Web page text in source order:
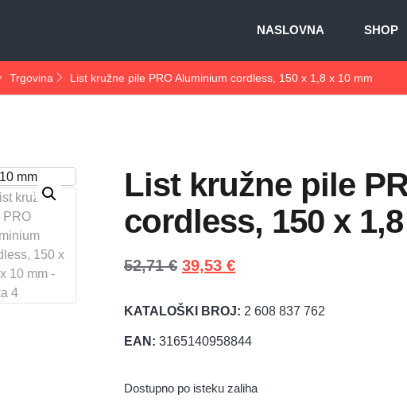
NASLOVNA SHOP
Trgovina List kružne pile PRO Aluminium cordless, 150 x 1,8 x 10 mm
List kružne pile
cordless, 150 x
52,71€ 39,53 €
KATALOŠKI BROJ: 2 608 837 762
EAN: 3165140958844
Dostupno po isteku zaliha